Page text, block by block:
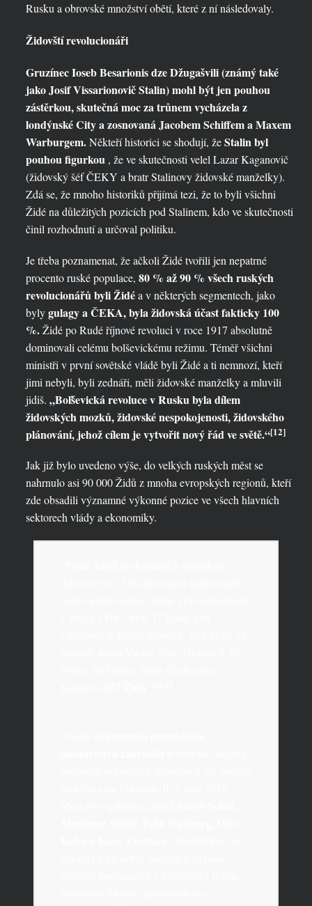
Rusku a obrovské množství obětí, které z ní následovaly.
Židovští revolucionáři
Gruzínec Ioseb Besarionis dze Džugašvili (známý také
jako Josif Vissarionovič Stalin) mohl být jen pouhou
zástěrkou, skutečná moc za trůnem vycházela z
londýnské City a zosnovaná Jacobem Schiffem a Maxem
Warburgem.Někteří historici se shodují, žeStalin byl
pouhou figurkou , že ve skutečnosti velel Lazar Kaganovič
(židovský šéf ČEKY a bratr Stalinovy ​​židovské manželky).
Zdá se, že mnoho historiků přijímá tezi, že to byli všichni
Židé na důležitých pozicích pod Stalinem, kdo ve skutečnosti
činil rozhodnutí a určoval politiku.
Je třeba poznamenat, že ačkoli Židé tvořili jen nepatrné
procento ruské populace, 80 % až 90 % všech ruských
revolucionářů byli Židéa v některých segmentech, jako
bylygulagy a ČEKA, byla židovská účast fakticky 100
%.Židé po Rudé říjnové revoluci v roce 1917 absolutně
dominovali celému bolševickému režimu. Téměř všichni
ministři v první sovětské vládě byli Židé a ti nemnozí, kteří
jimi nebyli, byli zednáři, měli židovské manželky a mluvili
jidiš. „Boľševická revoluce v Rusku byla dílem
židovských mozků, židovské nespokojenosti, židovského
plánování, jehož cílem je vytvořit nový řád ve světě.“[12]
Jak již bylo uvedeno výše, do velkých ruských měst se
nahrnulo asi 90 000 Židů z mnoha evropských regionů, kteří
zde obsadili významné výkonné pozice ve všech hlavních
sektorech vlády a ekonomiky.